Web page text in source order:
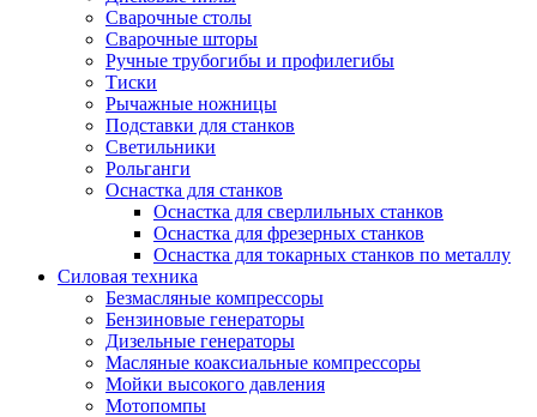
Сварочные столы
Сварочные шторы
Ручные трубогибы и профилегибы
Тиски
Рычажные ножницы
Подставки для станков
Светильники
Рольганги
Оснастка для станков
Оснастка для сверлильных станков
Оснастка для фрезерных станков
Оснастка для токарных станков по металлу
Силовая техника
Безмасляные компрессоры
Бензиновые генераторы
Дизельные генераторы
Масляные коаксиальные компрессоры
Мойки высокого давления
Мотопомпы